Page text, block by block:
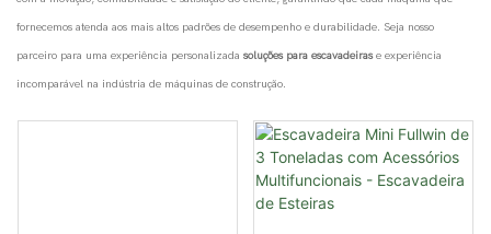
fornecemos atenda aos mais altos padrões de desempenho e durabilidade. Seja nosso
parceiro para uma experiência personalizada soluções para escavadeirase experiência
incomparável na indústria de máquinas de construção.